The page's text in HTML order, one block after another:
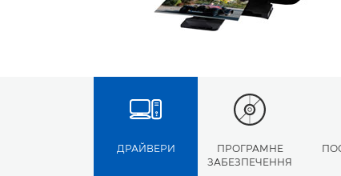
ДРАЙВЕРИ
ПРОГРАМНЕ
ЗАБЕЗПЕЧЕННЯ